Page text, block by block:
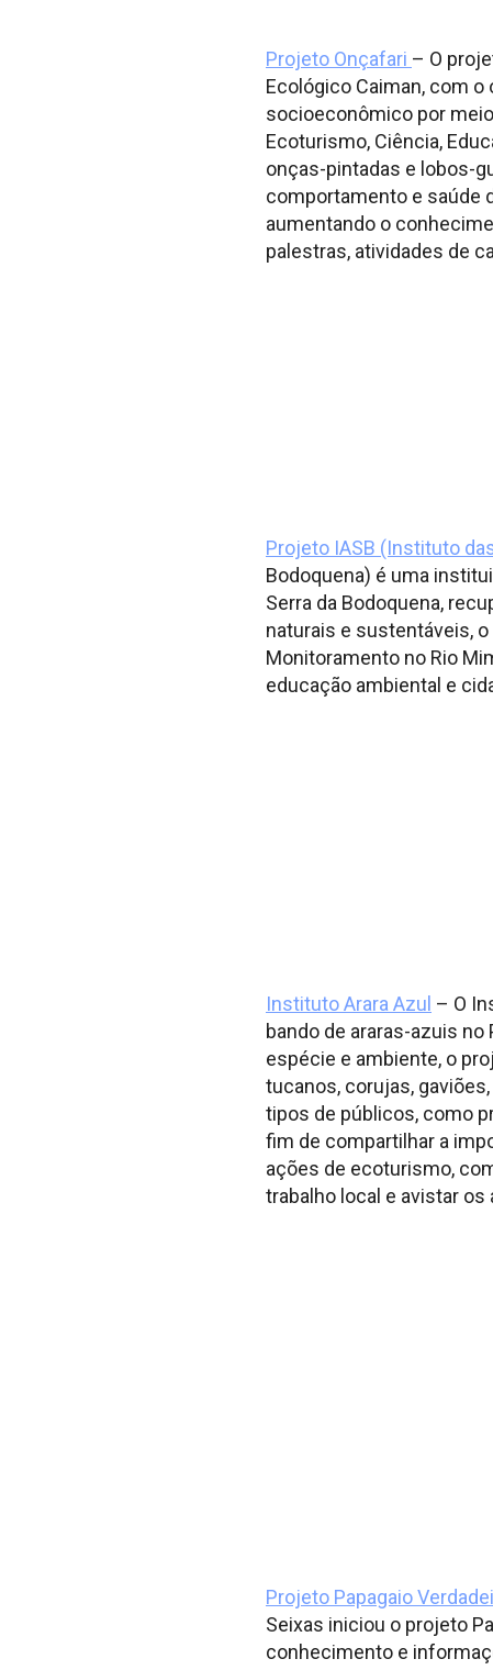
Projeto Onçafari – O
Ecológico Caiman, com
socioeconômico por
Ecoturismo, Ciência,
onças-pintadas e lobos-
comportamento e saúde
aumentando o
palestras, atividades de
Projeto IASB (Instituto
Bodoquena) é uma
Serra da Bodoquena,
naturais e sustentáveis,
Monitoramento no Rio
educação ambiental e
Instituto Arara Azul – O
bando de araras-azuis
espécie e ambiente, o
tucanos, corujas,
tipos de públicos, como
fim de compartilhar a
ações de ecoturismo,
trabalho local e avistar os
Projeto Papagaio
Seixas iniciou o projeto
conhecimento e